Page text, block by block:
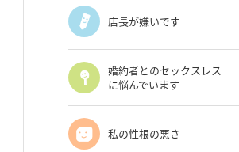
店長が嫌いです
婚約者とのセックスレス
に悩んでいます
私の性根の悪さ